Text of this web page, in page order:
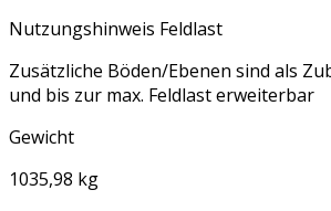
Nutzungshinweis Feldlast
Zusätzliche Böden/Ebenen sind als
und bis zur max. Feldlast erweiterbar
Gewicht
1035,98 kg